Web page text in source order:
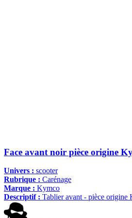
Face avant noir pièce origine
Univers : scooter
Rubrique : Carénage
Marque : Kymco
Descriptif : Tablier avant - pièce